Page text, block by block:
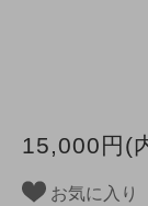
15,000円(
お気に入り